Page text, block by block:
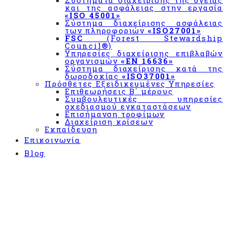
με τον
κανονισμό
«ΕΚ
852/2004»
&
«CODEX
ALIMENTARIUS»
Σύστημα
διαχείρισης
«BRCGS»
Σύστημα
και της ασφάλειας στην εργασία
«ISO 45001»
Σύστημα διαχείρισης ασφάλειας
των πληροφοριών «ISO27001»
FSC (Forest Stewardship
Council®)
Υπηρεσίες διαχείρισης επιβλαβών
οργανισμών «EN 16636»
Σύστημα διαχείρισης κατά της
δωροδοκίας «ISO37001»
Πρόσθετες Εξειδικευμένες Υπηρεσίες
Επιθεωρήσεις Β΄ μέρους
Συμβουλευτικές υπηρεσίες
σχεδιασμού εγκαταστάσεων
Επισήμανση τροφίμων
Διαχείριση κρίσεων
Εκπαίδευση
Επικοινωνία
Blog